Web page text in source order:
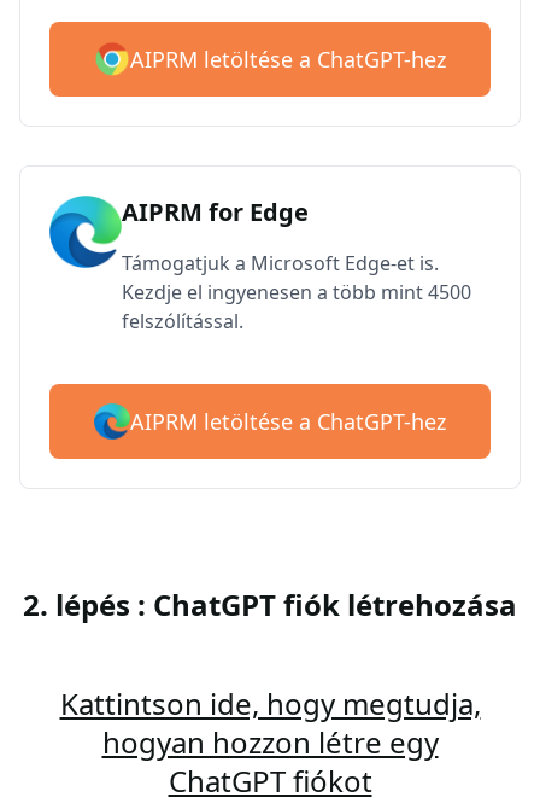
AIPRM letöltése a ChatGPT-hez
AIPRM for Edge
Támogatjuk a Microsoft Edge-et is.
Kezdje el ingyenesen a több mint 4500
felszólítással.
AIPRM letöltése a ChatGPT-hez
2. lépés : ChatGPT fiók létrehozása
Kattintson ide, hogy megtudja,
hogyan hozzon létre egy
ChatGPT fiókot